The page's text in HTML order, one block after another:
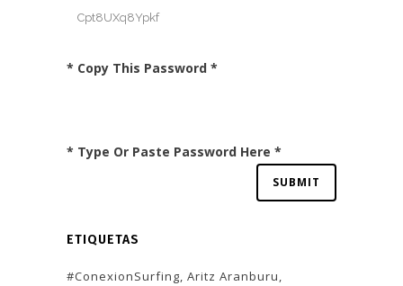
* Copy This Password *
* Type Or Paste Password Here *
ETIQUETAS
#ConexionSurfing Aritz Aranburu